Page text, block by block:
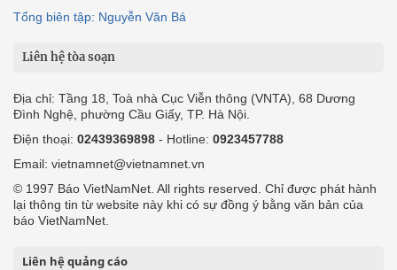
Tổng biên tập: Nguyễn Văn Bá
Liên hệ tòa soạn
Địa chỉ: Tầng 18, Toà nhà Cục Viễn thông (VNTA), 68 Dương
Đình Nghệ, phường Cầu Giấy, TP. Hà Nội.
Điện thoại: 02439369898 - Hotline: 0923457788
Email: vietnamnet@vietnamnet.vn
© 1997 Báo VietNamNet. All rights reserved. Chỉ được phát hành
lại thông tin từ website này khi có sự đồng ý bằng văn bản của
báo VietNamNet.
Liên hệ quảng cáo